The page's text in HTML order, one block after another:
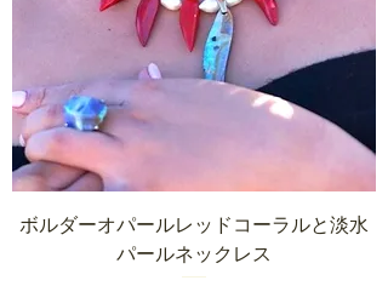
ボルダーオパールレッドコーラルと淡水
パールネックレス